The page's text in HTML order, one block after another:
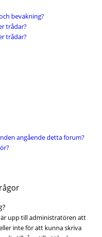
bevakning?
trådar?
trådar?
angående detta forum?
upp till administratören att
inte för att kunna skriva